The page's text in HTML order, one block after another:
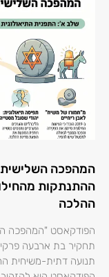
ההתנתקות
ההלכה
הפודקאסט "המהפכה
תחקיר בת ארבעה
תנועה דתית-משיחית